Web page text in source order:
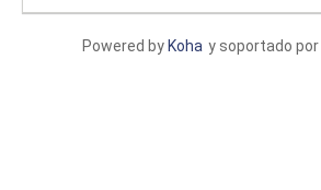
y soportado por
Powered by Koha